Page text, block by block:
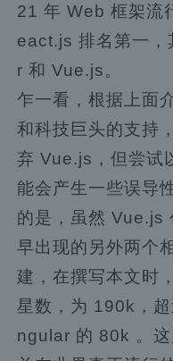
21 年 Web 框架流
eact.js 排名第一
r 和 Vue.js。
乍一看，根据上面
和科技巨头的支持
弃 Vue.js，但尝试
能会产生一些误导
的是，虽然 Vue.js
早出现的另外两个
建，在撰写本文时
星数，为 190k，
ngular 的 80k 。